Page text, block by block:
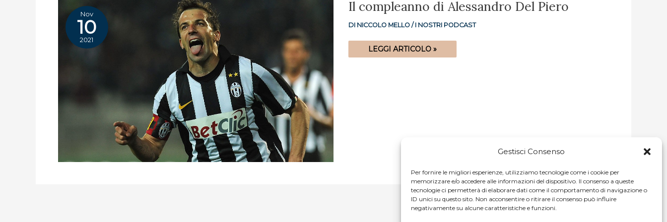
Gestisci Consenso
Per fornire le migliori esperienze, utilizziamo tecnologie come i cookie per
memorizzare e/o accedere alle informazioni del dispositivo. Il consenso a queste
tecnologie ci permetterà di elaborare dati come il comportamento di navigazione o
ID unici su questo sito. Non acconsentire o ritirare il consenso può influire
negativamente su alcune caratteristiche e funzioni.
Nov
10
2021
Il compleanno di Alessandro Del Piero
DI NICCOLO MELLO / I NOSTRI PODCAST
COMPLEANNO
ALESSANDRO
DEL
LEGGI ARTICOLO »